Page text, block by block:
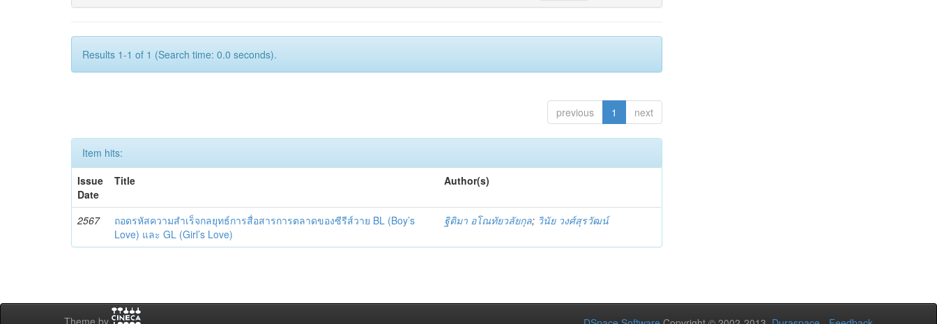
Results 1-1 of 1 (Search time: 0.0 seconds).
previous 1 next
Item hits:
Issue
Date
Title Author(s)
2567
ถอดรหัสความสำเร็จกลยุทธ์การสื่อสารการตลาดของซีรีส์วาย BL (Boy’s
Love) และ GL (Girl’s Love)
ฐิติมา อโณทัยวลัยกุล; วินัย วงศ์สุรวัฒน์